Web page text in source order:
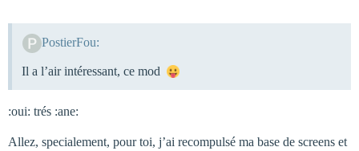
PostierFou:
Il a l’air intéressant, ce mod
:oui: trés :ane:
Allez, specialement, pour toi, j’ai recompulsé ma base de screens et